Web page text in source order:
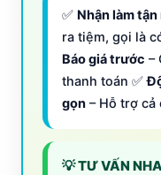
✅ Nhận làm
ra tiệm, gọi là
Báo giá trước –
thanh toán ✅
gọn – Hỗ trợ cả
💡 TƯ VẤN